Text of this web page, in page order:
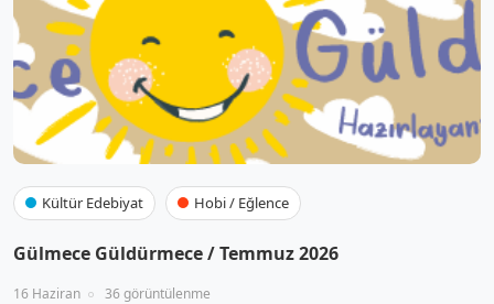
Kültür Edebiyat Hobi / Eğlence
Gülmece Güldürmece / Temmuz 2026
16 Haziran 36 görüntülenme